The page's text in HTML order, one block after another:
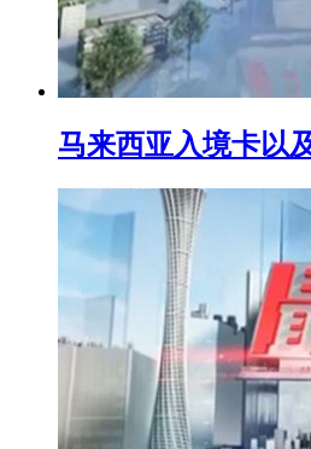
马来西亚入境卡以